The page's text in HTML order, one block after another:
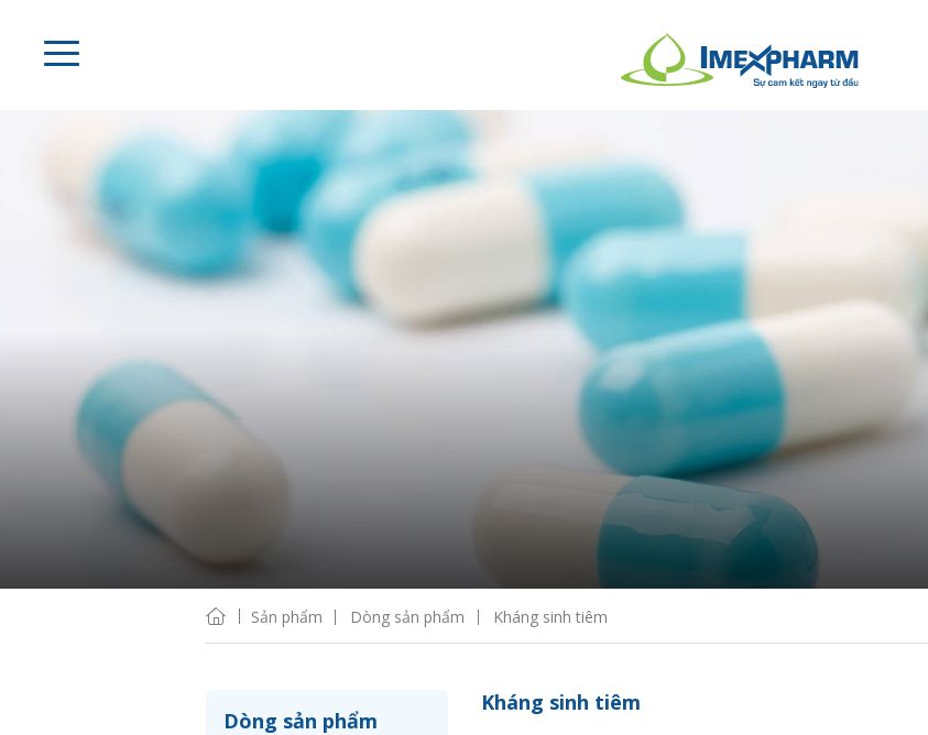
Sản phẩm Dòng sản phẩm Kháng sinh tiêm
Dòng sản phẩm
Kháng sinh tiêm